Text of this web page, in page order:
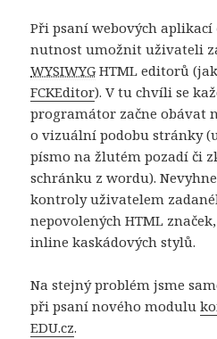
Při psaní webových
nutnost umožnit uživateli
WYSIWYG HTML editorů
FCKEditor). V tu chvíli se
programátor začne obávat
o vizuální podobu stránky
písmo na žlutém pozadí či
schránku z wordu).
kontroly uživatelem
nepovolených HTML
inline kaskádových stylů.
Na stejný problém jsme
při psaní nového modulu
EDU.cz.